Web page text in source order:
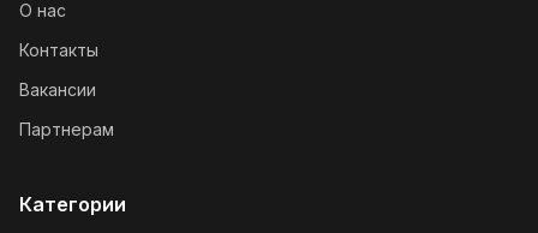
О нас
Контакты
Вакансии
Партнерам
Категории